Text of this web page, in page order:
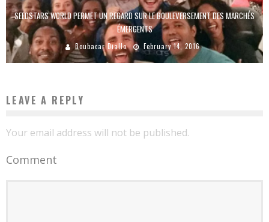
SEEDSTARS WORLD PERMET UN REGARD SUR LE BOULEVERSEMENT DES MARCHÉS
ÉMERGENTS
Boubacar Diallo February 14, 2016
LEAVE A REPLY
Your email address will not be published.
Comment